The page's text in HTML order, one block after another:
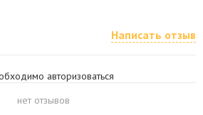
Написать отзыв
авторизоваться
нет отзывов